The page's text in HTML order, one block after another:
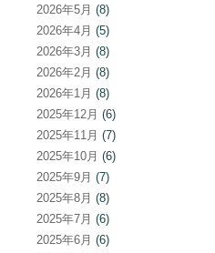
2026年5月 (8)
2026年4月 (5)
2026年3月 (8)
2026年2月 (8)
2026年1月 (8)
2025年12月 (6)
2025年11月 (7)
2025年10月 (6)
2025年9月 (7)
2025年8月 (8)
2025年7月 (6)
2025年6月 (6)